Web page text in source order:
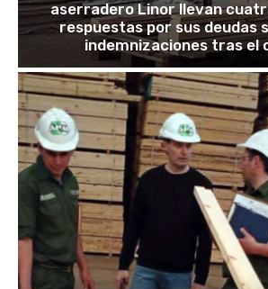
aserradero Linor llevan
respuestas por sus deudas
indemnizaciones tras el